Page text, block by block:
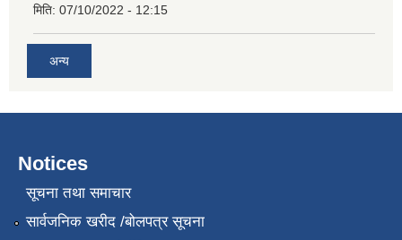
मिति: 07/10/2022 - 12:15
अन्य
Notices
सूचना तथा समाचार
सार्वजनिक खरीद /बोलपत्र सूचना